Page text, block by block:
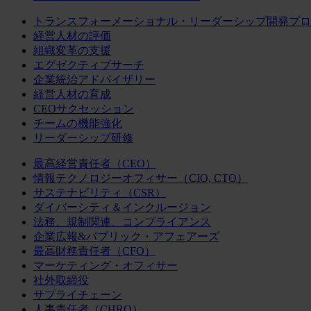
トランスフォーメーショナル・リーダーシップ開発プ
経営人材の評価
組織変革の支援
エグゼクティブサーチ
企業統治アドバイザリー
経営人材の育成
CEOサクセッション
チームの機能強化
リーダーシップ研修
最高経営責任者（CEO）
情報テクノロジーオフィサー（CIO, CTO）
サステナビリティ（CSR）
ダイバーシティ＆インクルージョン
法務、規制関連、コンプライアンス
企業広報&パブリック・アフェアーズ
最高財務責任者（CFO）
マーケティング・オフィサー
社外取締役
サプライチェーン